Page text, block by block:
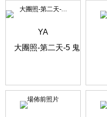
大團照-第二天-...
場佈前照片